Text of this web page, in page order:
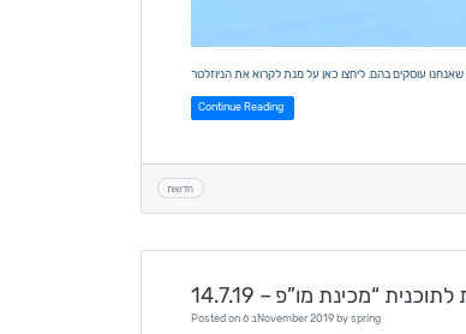
עוסקים בהם. ליחצו כאן על מנת לקרוא את הניוזלטר
Continue Reading
חדשות
לתוכנית “מכינת מו”פ
Posted on 6 בNovember 2019byspring